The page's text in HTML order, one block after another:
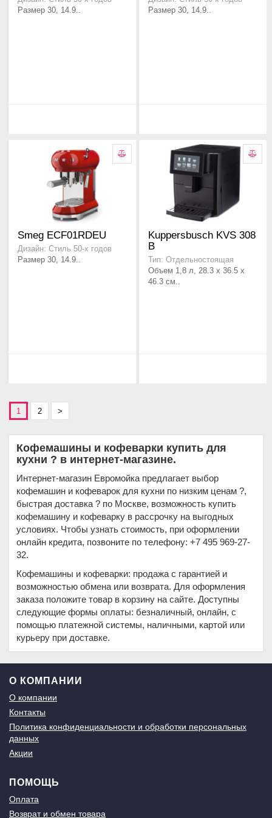
Размер 30, 14.9.. Размер 30, 14.9..
Smeg ECF01RDEU
Дизайн: Стиль 50-х годов
Размер 30, 14.9..
Kuppersbusch KVS 308
B
Тип: Отдельностоящая
Объем 1,8 л, 28.3 x 36.5 x
46.3 см..
1 2 >
Кофемашины и кофеварки купить для
кухни ? в интернет-магазине.
Интернет-магазин Евромойка предлагает выбор
кофемашин и кофеварок для кухни по низким ценам ?,
быстрая доставка ? по Москве, возможность купить
кофемашину и кофеварку в рассрочку на выгодных
условиях. Чтобы узнать стоимость, при оформлении
онлайн кредита, позвоните по телефону: +7 495 969-27-
32.
Кофемашины и кофеварки: продажа с гарантией и
возможностью обмена или возврата. Для оформления
заказа положите товар в корзину на сайте. Доступны
следующие формы оплаты: безналичный, онлайн, с
помощью платежной системы, наличными, картой или
курьеру при доставке.
О КОМПАНИИ
О компании
Контакты
Политика конфиденциальности и обработки персональных
данных
Акции
ПОМОЩЬ
Оплата
Возврат и обмен товара